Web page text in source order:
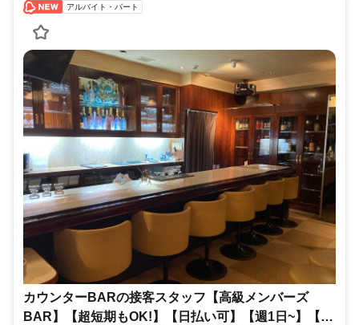
アルバイト・パート
カウンターBARの接客スタッフ【高級メンバーズ
BAR】【超短期もOK!】【日払い可】【週1日~】【私